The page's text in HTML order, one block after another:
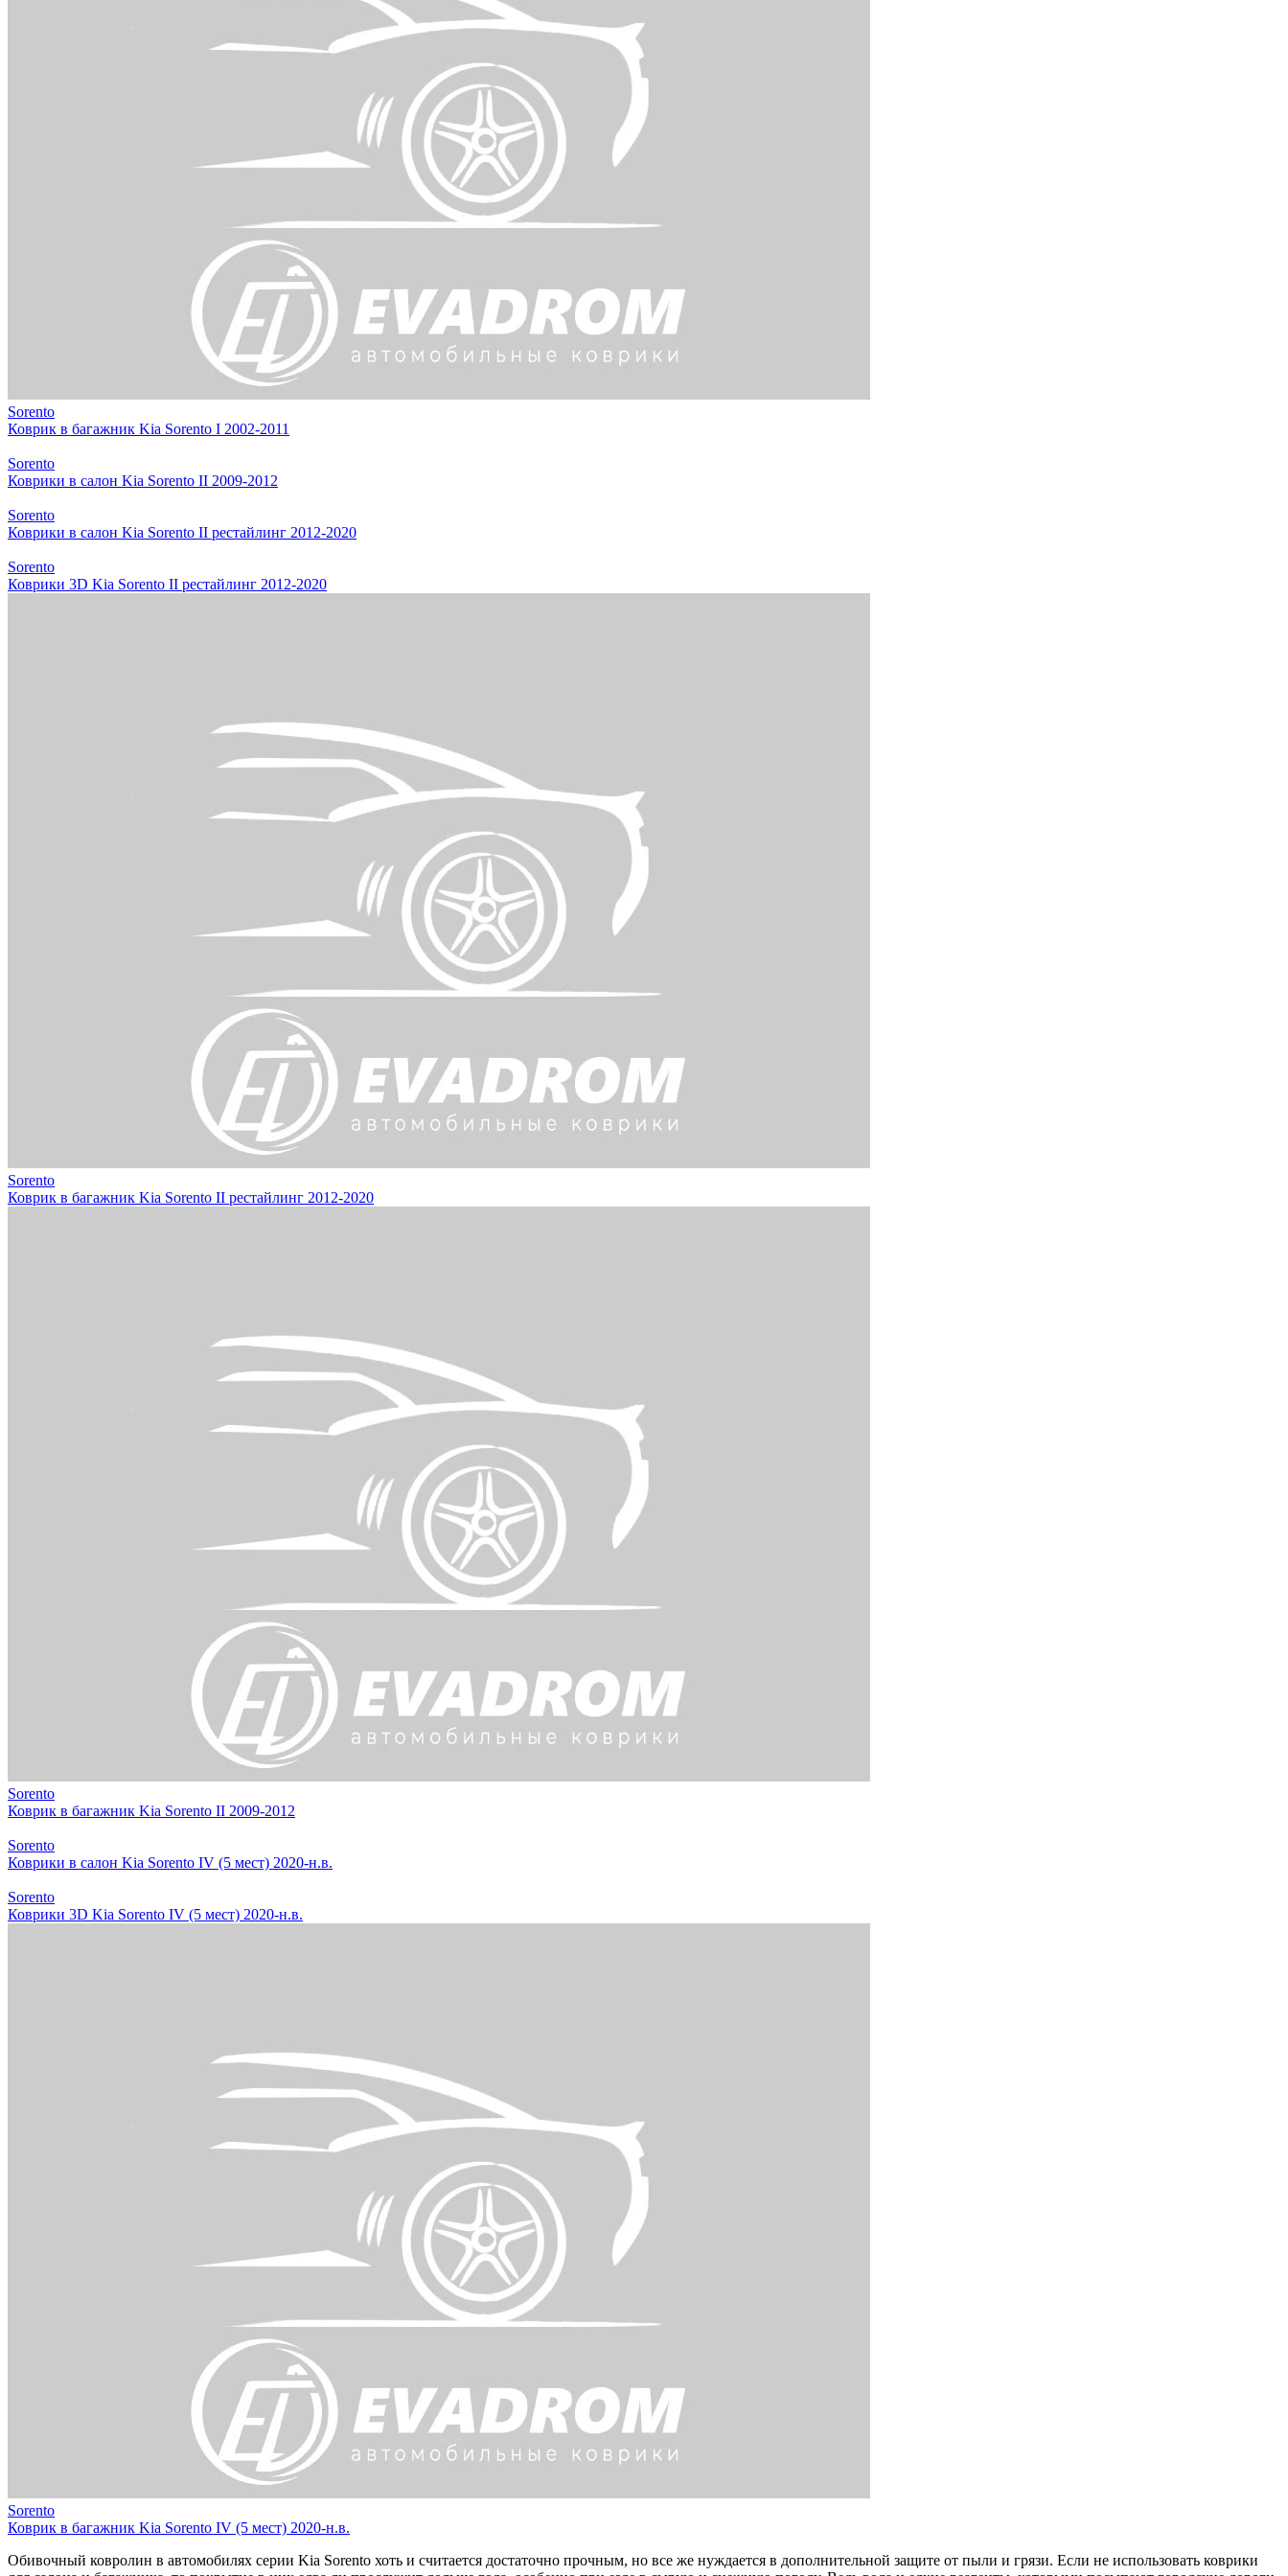
Sorento
Коврик в багажник Kia Sorento I 2002-2011
Sorento
Коврики в салон Kia Sorento II 2009-2012
Sorento
Коврики в салон Kia Sorento II рестайлинг 2012-2020
Sorento
Коврики 3D Kia Sorento II рестайлинг 2012-2020
Sorento
Коврик в багажник Kia Sorento II рестайлинг 2012-2020
Sorento
Коврик в багажник Kia Sorento II 2009-2012
Sorento
Коврики в салон Kia Sorento IV (5 мест) 2020-н.в.
Sorento
Коврики 3D Kia Sorento IV (5 мест) 2020-н.в.
Sorento
Коврик в багажник Kia Sorento IV (5 мест) 2020-н.в.
Обивочный ковролин в автомобилях серии Kia Sorento хоть и считается достаточно прочным, но все же нуждается в дополнительной защите от пыли и грязи. Если не использовать коврики